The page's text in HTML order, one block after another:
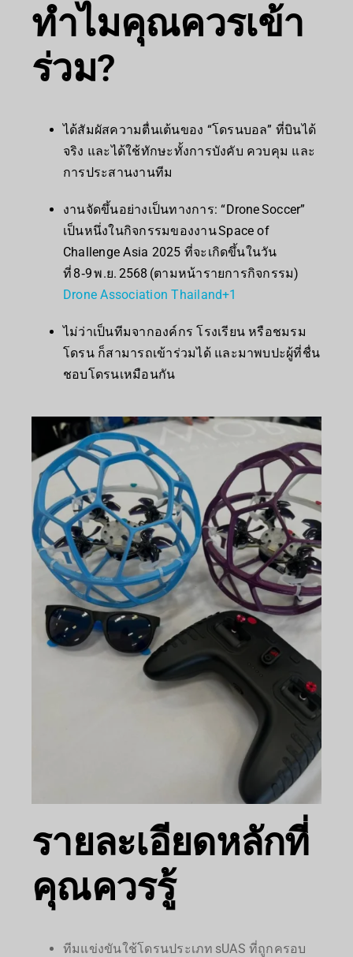
ทำไมคุณควรเข้า
ร่วม?
ได้สัมผัสความตื่นเต้นของ “โดรนบอล” ที่บินได้
จริง และได้ใช้ทักษะทั้งการบังคับ ควบคุม และ
การประสานงานทีม
งานจัดขึ้นอย่างเป็นทางการ: “Drone Soccer”
เป็นหนึ่งในกิจกรรมของงาน Space of
Challenge Asia 2025 ที่จะเกิดขึ้นในวัน
ที่ 8‑9 พ.ย. 2568 (ตามหน้ารายการกิจกรรม)
Drone Association Thailand+1
ไม่ว่าเป็นทีมจากองค์กร โรงเรียน หรือชมรม
โดรน ก็สามารถเข้าร่วมได้ และมาพบปะผู้ที่ชื่น
ชอบโดรนเหมือนกัน
รายละเอียดหลักที่
คุณควรรู้
ทีมแข่งขันใช้โดรนประเภท sUAS ที่ถูกครอบ